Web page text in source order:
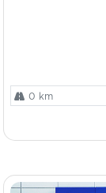
0 km